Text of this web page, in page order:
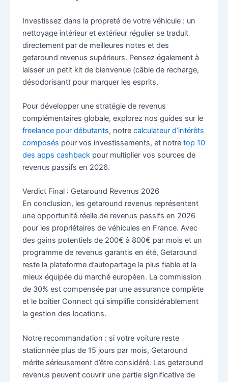
Investissez dans la propreté de votre véhicule : un
nettoyage intérieur et extérieur régulier se traduit
directement par de meilleures notes et des
getaround revenus supérieurs. Pensez également à
laisser un petit kit de bienvenue (câble de recharge,
désodorisant) pour marquer les esprits.
Pour développer une stratégie de revenus
complémentaires globale, explorez nos guides sur le
freelance pour débutants, notre calculateur d’intérêts
composés pour vos investissements, et notre top 10
des apps cashbackpour multiplier vos sources de
revenus passifs en 2026.
Verdict Final : Getaround Revenus 2026
En conclusion, les getaround revenus représentent
une opportunité réelle de revenus passifs en 2026
pour les propriétaires de véhicules en France. Avec
des gains potentiels de 200€ à 800€ par mois et un
programme de revenus garantis en été, Getaround
reste la plateforme d’autopartage la plus fiable et la
mieux équipée du marché européen. La commission
de 30% est compensée par une assurance complète
et le boîtier Connect qui simplifie considérablement
la gestion des locations.
Notre recommandation : si votre voiture reste
stationnée plus de 15 jours par mois, Getaround
mérite sérieusement d’être considéré. Les getaround
revenus peuvent couvrir une partie significative de